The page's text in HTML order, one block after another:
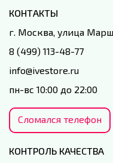
КОНТАКТЫ
г. Москва, улица
8 (499) 113-48-77
info@ivestore.ru
пн-вс 10:00 до 22:00
Сломался телефон
КОНТРОЛЬ КАЧЕСТВА